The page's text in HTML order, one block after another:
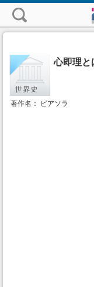
心即理
著作名： ピアソラ